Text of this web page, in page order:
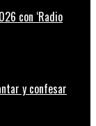
con ‘Radio
y confesar